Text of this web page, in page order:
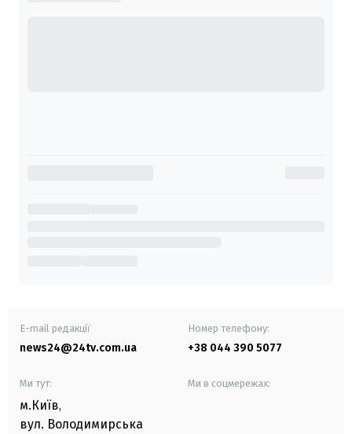
E-mail редакції
news24@24tv.com.ua
Номер телефону:
+38 044 390 5077
Ми тут:
м.Київ,
вул. Володимирська
Ми в соцмережах: